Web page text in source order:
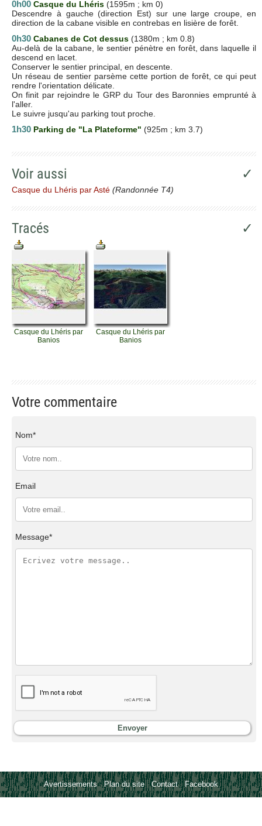
0h00 Casque du Lhéris (1595m ; km 0)
Descendre à gauche (direction Est) sur une large croupe, en
direction de la cabane visible en contrebas en lisière de forêt.
0h30 Cabanes de Cot dessus (1380m ; km 0.8)
Au-delà de la cabane, le sentier pénètre en forêt, dans laquelle il
descend en lacet.
Conserver le sentier principal, en descente.
Un réseau de sentier parsème cette portion de forêt, ce qui peut
rendre l'orientation délicate.
On finit par rejoindre le GRP du Tour des Baronnies emprunté à
l'aller.
Le suivre jusqu'au parking tout proche.
1h30 Parking de "La Plateforme" (925m ; km 3.7)
Voir aussi ✓
Casque du Lhéris par Asté (Randonnée T4)
Tracés ✓
Casque du Lhéris par
Banios
Casque du Lhéris par
Banios
Votre commentaire
Nom*
Email
Message*
Avertissements-Plan du site -Contact- Facebook